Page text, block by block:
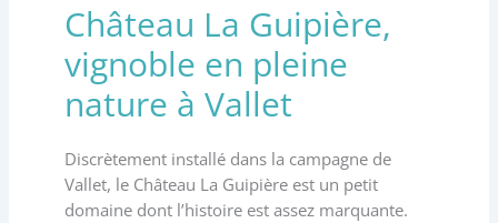
Château La Guipière,
vignoble en pleine
nature à Vallet
Discrètement installé dans la campagne de
Vallet, le Château La Guipière est un petit
domaine dont l’histoire est assez marquante.